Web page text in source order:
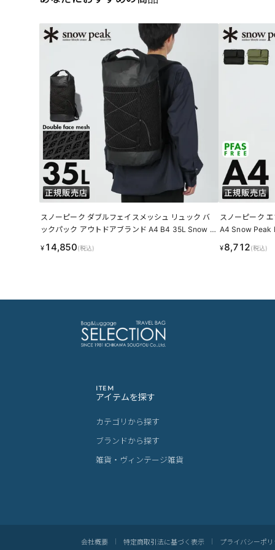
スノーピーク ダブルフェイスメッシュ リュック バ
ックパック アウトドアブランド A4 B4 35L Snow P
eak Double Face Mesh AC-25SU407BK
¥ 14,850(税込)
スノーピーク
A4 Snow Peak
¥8,712(税込)
ITEM
アイテムを探す
カテゴリから探す
ブランドから探す
雑貨・ヴィンテージ雑貨
会社概要 特定商取引法に基づく表示 プライバシーポ